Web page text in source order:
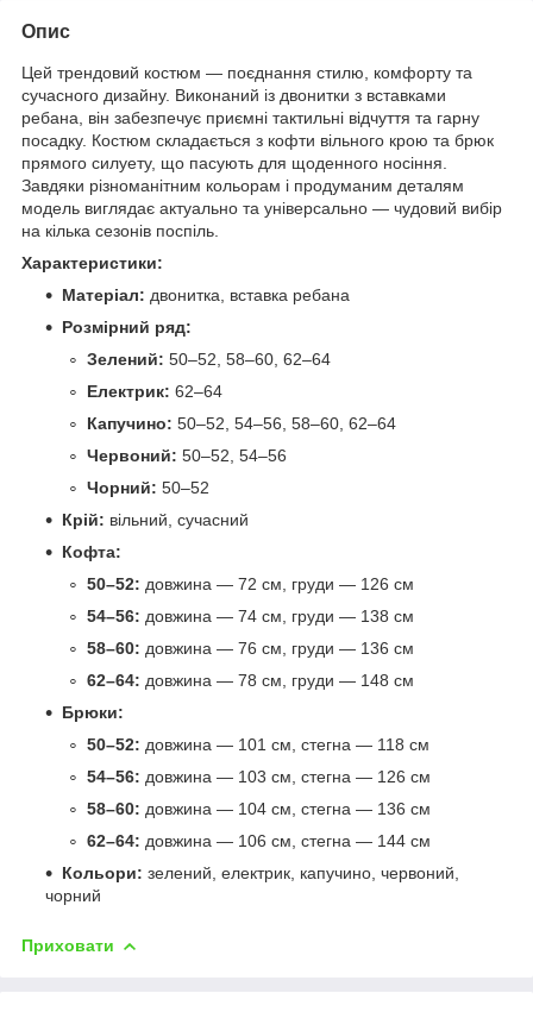
Опис
Цей трендовий костюм — поєднання стилю, комфорту та
сучасного дизайну. Виконаний із двонитки з вставками
ребана, він забезпечує приємні тактильні відчуття та гарну
посадку. Костюм складається з кофти вільного крою та брюк
прямого силуету, що пасують для щоденного носіння.
Завдяки різноманітним кольорам і продуманим деталям
модель виглядає актуально та універсально — чудовий вибір
на кілька сезонів поспіль.
Характеристики:
Матеріал: двонитка, вставка ребана
Розмірний ряд:
Зелений: 50–52, 58–60, 62–64
Електрик: 62–64
Капучино: 50–52, 54–56, 58–60, 62–64
Червоний: 50–52, 54–56
Чорний: 50–52
Крій: вільний, сучасний
Кофта:
50–52: довжина — 72 см, груди — 126 см
54–56: довжина — 74 см, груди — 138 см
58–60: довжина — 76 см, груди — 136 см
62–64: довжина — 78 см, груди — 148 см
Брюки:
50–52: довжина — 101 см, стегна — 118 см
54–56: довжина — 103 см, стегна — 126 см
58–60: довжина — 104 см, стегна — 136 см
62–64: довжина — 106 см, стегна — 144 см
Кольори: зелений, електрик, капучино, червоний,
чорний
Приховати